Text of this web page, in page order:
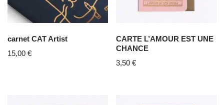
carnet CAT Artist
15,00 €
CARTE L’AMOUR EST UNE
CHANCE
3,50€